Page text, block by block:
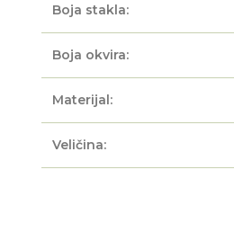
Boja stakla:
Boja okvira:
Materijal:
Veličina: